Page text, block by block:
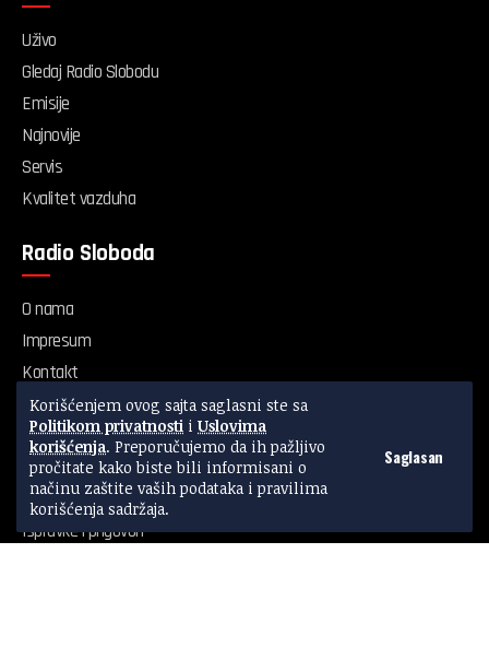
Korišćenjem ovog sajta saglasni ste sa
Politikom privatnosti i Uslovima
korišćenja. Preporučujemo da ih pažljivo
pročitate kako biste bili informisani o
načinu zaštite vaših podataka i pravilima
korišćenja sadržaja.
Saglasan
Uživo
Gledaj Radio Slobodu
Emisije
Najnovije
Servis
Kvalitet vazduha
Radio Sloboda
O nama
Impresum
Kontakt
Oglašavanje
Posao
Podrži
Autori i izvori
Ispravke i prigovori